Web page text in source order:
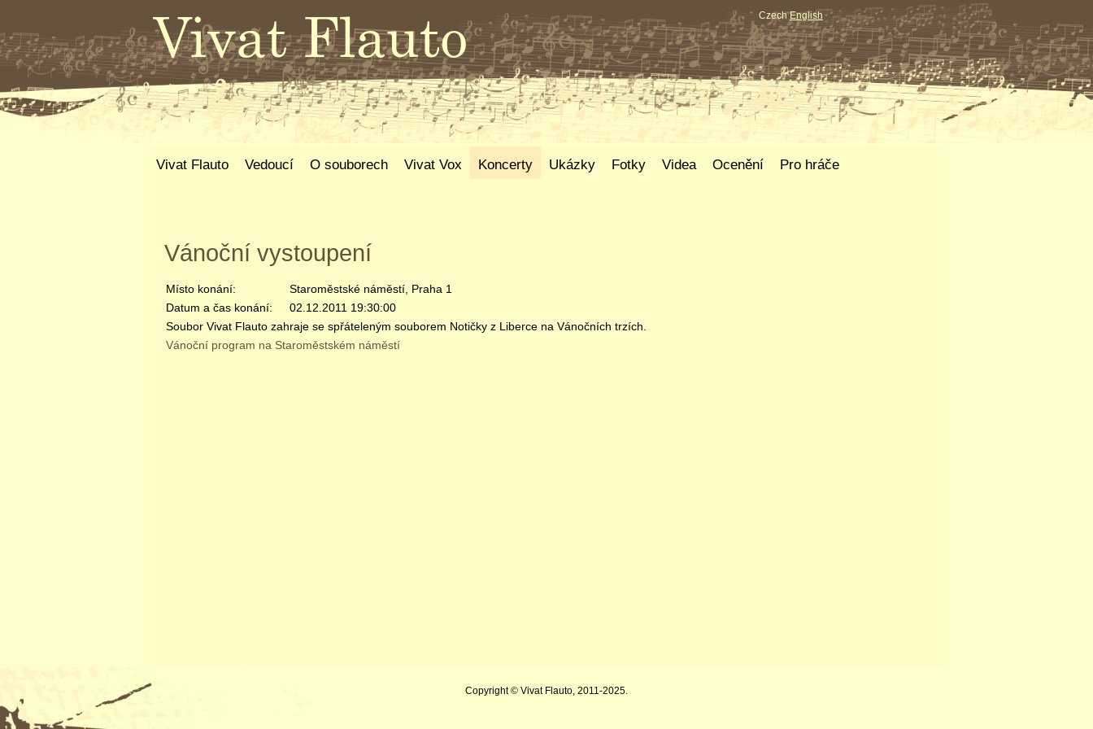
CzechEnglish
Vivat Flauto Vedoucí O souborech Vivat Vox Koncerty Ukázky Fotky Videa Ocenění Pro hráče
Vánoční vystoupení
Místo konání:
Staroměstské náměstí, Praha 1
Datum a čas konání:
02.12.2011 19:30:00
Soubor Vivat Flauto zahraje se spřáteleným souborem Notičky z Liberce na Vánočních trzích.
Vánoční program na Staroměstském náměstí
Copyright © Vivat Flauto, 2011-2025.